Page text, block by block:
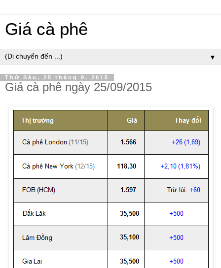
Giá cà phê
▼
Thứ Sáu, 25 tháng 9, 2015
Giá cà phê ngày 25/09/2015